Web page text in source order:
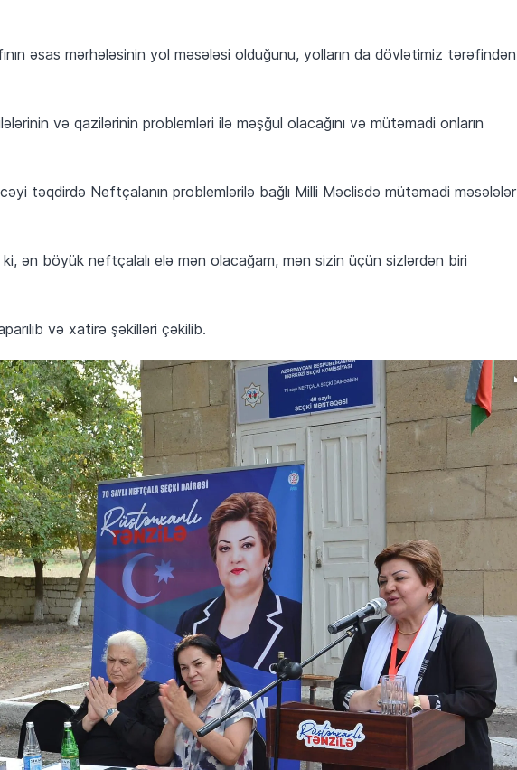
əsas mərhələsinin yol məsələsi olduğunu, yolların da dövlətimiz tərəfindən
və qazilərinin problemləri ilə məşğul olacağını və mütəmadi onların
təqdirdə Neftçalanın problemlərilə bağlı Milli Məclisdə mütəmadi məsələlər
ki, ən böyük neftçalalı elə mən olacağam, mən sizin üçün sizlərdən biri
və xatirə şəkilləri çəkilib.